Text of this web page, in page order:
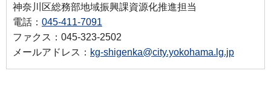
神奈川区総務部地域振興課資源化推進担当
電話： 045-411-7091
ファクス：045-323-2502
メールアドレス： kg-shigenka@city.yokohama.lg.jp